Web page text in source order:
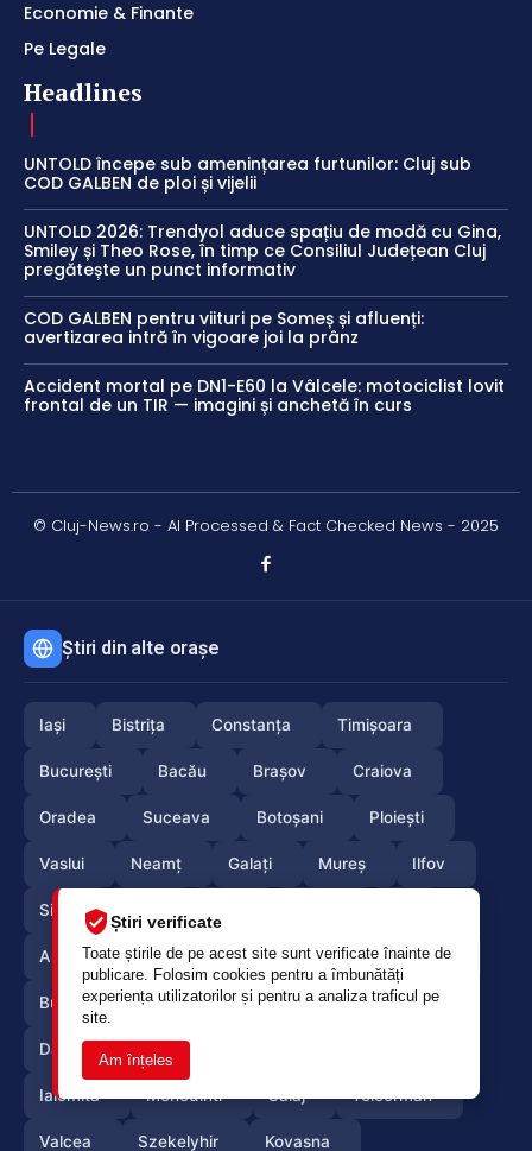
Știri verificate
Toate știrile de pe acest site sunt verificate înainte de
publicare. Folosim cookies pentru a îmbunătăți
experiența utilizatorilor și pentru a analiza traficul pe
site.
Am înțeles
Economie & Finante
Pe Legale
Headlines
UNTOLD începe sub amenințarea furtunilor: Cluj sub
COD GALBEN de ploi și vijelii
UNTOLD 2026: Trendyol aduce spațiu de modă cu Gina,
Smiley și Theo Rose, în timp ce Consiliul Județean Cluj
pregătește un punct informativ
COD GALBEN pentru viituri pe Someș și afluenți:
avertizarea intră în vigoare joi la prânz
Accident mortal pe DN1-E60 la Vâlcele: motociclist lovit
frontal de un TIR — imagini și anchetă în curs
© Cluj-News.ro - AI Processed & Fact Checked News - 2025
Știri din alte orașe
Iași Bistrița Constanța Timișoara
București Bacău Brașov Craiova
Oradea Suceava Botoșani Ploiești
Vaslui Neamț Galați Mureș Ilfov
Sibiu
Arges Maramures Vrancea Satumare
Buzau Braila Calarasi Caras-Severin
Dambovita Giurgiu
Ialomita Mehedinti Salaj Teleorman
Valcea Szekelyhir Kovasna